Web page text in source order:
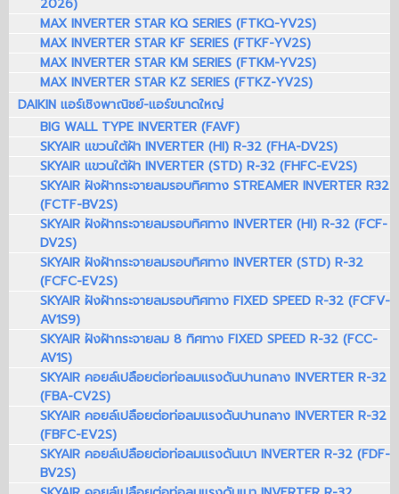
2026)
MAX INVERTER STAR KQ SERIES (FTKQ-YV2S)
MAX INVERTER STAR KF SERIES (FTKF-YV2S)
MAX INVERTER STAR KM SERIES (FTKM-YV2S)
MAX INVERTER STAR KZ SERIES (FTKZ-YV2S)
DAIKIN แอร์เชิงพาณิชย์-แอร์ขนาดใหญ่
BIG WALL TYPE INVERTER (FAVF)
SKYAIR แขวนใต้ฝ้า INVERTER (HI) R-32 (FHA-DV2S)
SKYAIR แขวนใต้ฝ้า INVERTER (STD) R-32 (FHFC-EV2S)
SKYAIR ฝังฝ้ากระจายลมรอบทิศทาง STREAMER INVERTER R32
(FCTF-BV2S)
SKYAIR ฝังฝ้ากระจายลมรอบทิศทาง INVERTER (HI) R-32 (FCF-
DV2S)
SKYAIR ฝังฝ้ากระจายลมรอบทิศทาง INVERTER (STD) R-32
(FCFC-EV2S)
SKYAIR ฝังฝ้ากระจายลมรอบทิศทาง FIXED SPEED R-32 (FCFV-
AV1S9)
SKYAIR ฝังฝ้ากระจายลม 8 ทิศทาง FIXED SPEED R-32 (FCC-
AV1S)
SKYAIR คอยล์เปลือยต่อท่อลมแรงดันปานกลาง INVERTER R-32
(FBA-CV2S)
SKYAIR คอยล์เปลือยต่อท่อลมแรงดันปานกลาง INVERTER R-32
(FBFC-EV2S)
SKYAIR คอยล์เปลือยต่อท่อลมแรงดันเบา INVERTER R-32 (FDF-
BV2S)